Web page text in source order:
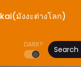
มังงะต่างโลก)
DARK?